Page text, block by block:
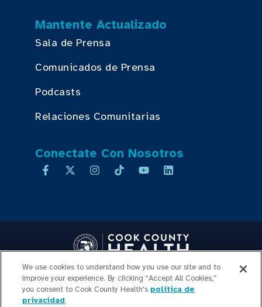
Mantente Actualizado
Sala de Prensa
Comunicados de Prensa
Podcasts
Relaciones Comunitarias
Conectate Con Nosotros
Copyright © 2026 Cook County Health. All Rights Reserved.
INICIO DE SESIÓN DE
EMPLEADOS
We use cookies to understand how you use our site and to
improve your experience. By clicking “Accept All Cookies,”
you consent to Cook County Health's política de
privacidad.